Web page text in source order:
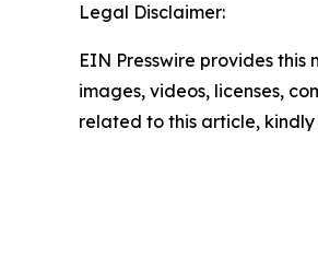
Legal Disclaimer:
EIN Presswire provides
images, videos, licenses,
related to this article,